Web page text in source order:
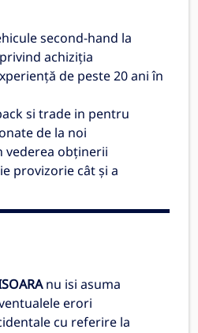
second-hand la
achiziția
de peste 20 ani în
si trade in pentru
de la noi
vederea obținerii
provizorie cât și a
nu isi asuma
erori
cu referire la